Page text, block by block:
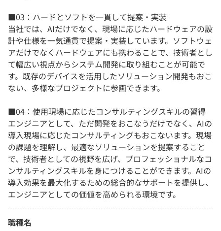
■03：ハードとソフトを一貫して提案・実装
当社では、AIだけでなく、現場に応じたハードウェアの設
計や仕様を一気通貫で提案・実装しています。ソフトウェ
アだけでなくハードウェアにも携わることで、技術者とし
て幅広い視点からシステム開発に取り組むことが可能で
す。既存のデバイスを活用したソリューション開発もおこ
ない、多様なプロジェクトに参画できます。
■04：使用現場に応じたコンサルティングスキルの習得
エンジニアとして、ただ開発をおこなうだけでなく、AIの
導入現場に応じたコンサルティングもおこないます。現場
の課題を理解し、最適なソリューションを提案すること
で、技術者としての視野を広げ、プロフェッショナルなコ
ンサルティングスキルを身につけることができます。AIの
導入効果を最大化するための総合的なサポートを提供し、
エンジニアとしての価値を高められる環境です。
職種名